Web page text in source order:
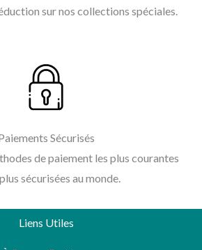
sur nos collections spéciales.
Sécurisés
de paiement les plus courantes
sécurisées au monde.
Liens Utiles